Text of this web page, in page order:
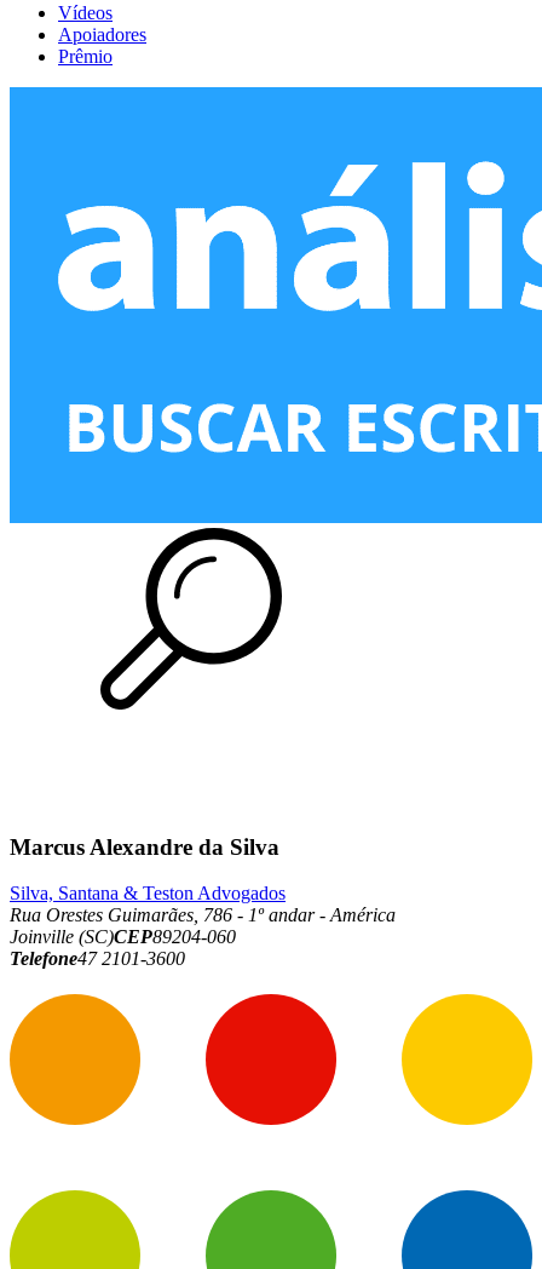
Vídeos
Apoiadores
Prêmio
Marcus Alexandre da Silva
Silva, Santana & Teston Advogados
Rua Orestes Guimarães, 786 - 1º andar - América
Joinville (SC)CEP89204-060
Telefone47 2101-3600